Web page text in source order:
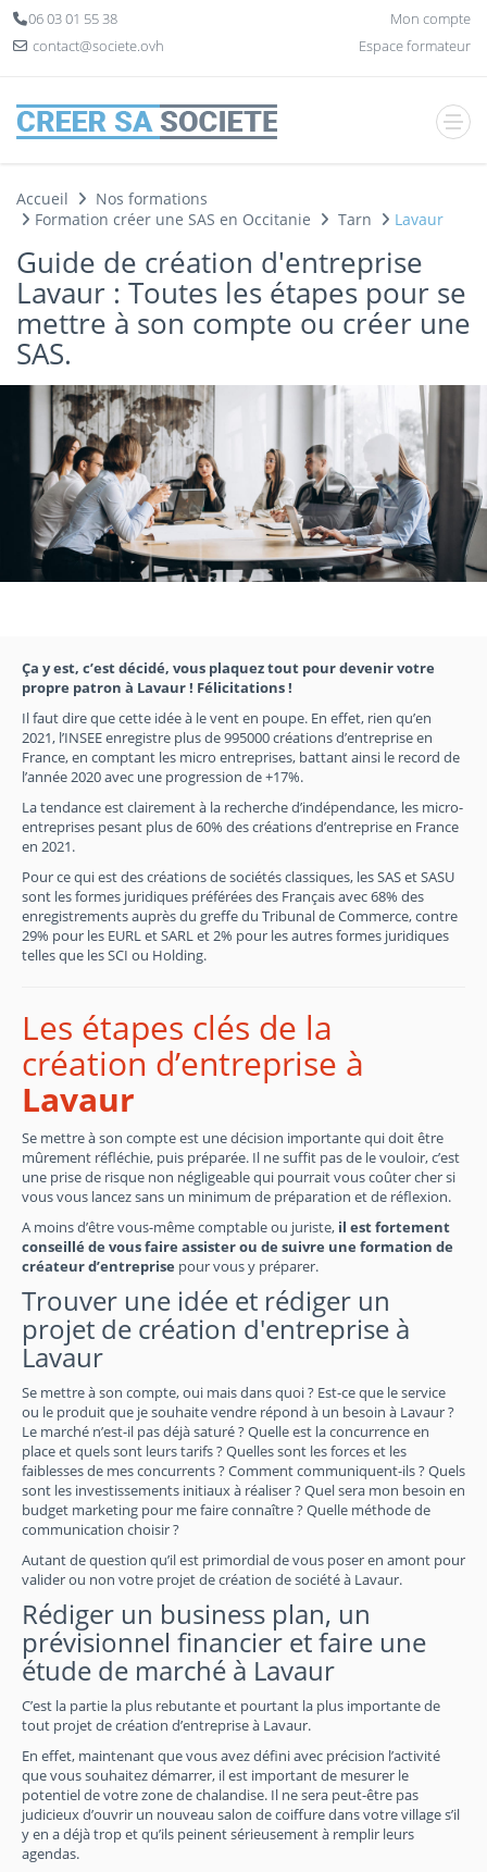
06 03 01 55 38
contact@societe.ovh
Mon compte
Espace formateur
Accueil
Nos formations
Formation créer une SAS en Occitanie
Tarn Lavaur
Guide de création d'entreprise
Lavaur : Toutes les étapes pour se
mettre à son compte ou créer une
SAS.
Ça y est, c’est décidé, vous plaquez tout pour devenir votre
propre patron à Lavaur ! Félicitations !
Il faut dire que cette idée à le vent en poupe. En effet, rien qu’en
2021, l’INSEE enregistre plus de 995000 créations d’entreprise en
France, en comptant les micro entreprises, battant ainsi le record de
l’année 2020 avec une progression de +17%.
La tendance est clairement à la recherche d’indépendance, les micro-
entreprises pesant plus de 60% des créations d’entreprise en France
en 2021.
Pour ce qui est des créations de sociétés classiques, les SAS et SASU
sont les formes juridiques préférées des Français avec 68% des
enregistrements auprès du greffe du Tribunal de Commerce, contre
29% pour les EURL et SARL et 2% pour les autres formes juridiques
telles que les SCI ou Holding.
Les étapes clés de la
création d’entreprise à
Lavaur
Se mettre à son compte est une décision importante qui doit être
mûrement réfléchie, puis préparée. Il ne suffit pas de le vouloir, c’est
une prise de risque non négligeable qui pourrait vous coûter cher si
vous vous lancez sans un minimum de préparation et de réflexion.
A moins d’être vous-même comptable ou juriste, il est fortement
conseillé de vous faire assister ou de suivre une formation de
créateur d’entreprise pour vous y préparer.
Trouver une idée et rédiger un
projet de création d'entreprise à
Lavaur
Se mettre à son compte, oui mais dans quoi ? Est-ce que le service
ou le produit que je souhaite vendre répond à un besoin à Lavaur ?
Le marché n’est-il pas déjà saturé ? Quelle est la concurrence en
place et quels sont leurs tarifs ? Quelles sont les forces et les
faiblesses de mes concurrents ? Comment communiquent-ils ? Quels
sont les investissements initiaux à réaliser ? Quel sera mon besoin en
budget marketing pour me faire connaître ? Quelle méthode de
communication choisir ?
Autant de question qu’il est primordial de vous poser en amont pour
valider ou non votre projet de création de société à Lavaur.
Rédiger un business plan, un
prévisionnel financier et faire une
étude de marché à Lavaur
C’est la partie la plus rebutante et pourtant la plus importante de
tout projet de création d’entreprise à Lavaur.
En effet, maintenant que vous avez défini avec précision l’activité
que vous souhaitez démarrer, il est important de mesurer le
potentiel de votre zone de chalandise. Il ne sera peut-être pas
judicieux d’ouvrir un nouveau salon de coiffure dans votre village s’il
y en a déjà trop et qu’ils peinent sérieusement à remplir leurs
agendas.
Panneau de gestion des cookies